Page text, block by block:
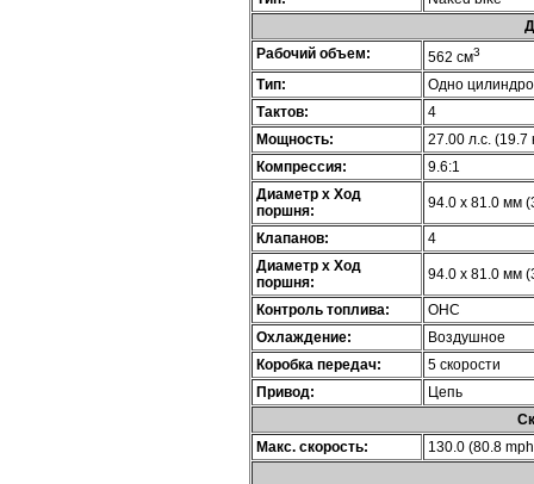
Рабочий объем:
562 см3
Тип:
Одно
Тактов:
4
Мощность:
27.00 л.с. (19.7
Компрессия:
9.6:1
Диаметр х Ход
поршня:
94.0 x 81.0 мм
Клапанов:
4
Диаметр х Ход
поршня:
94.0 x 81.0 мм
Контроль топлива:
OHC
Охлаждение:
Воздушное
Коробка передач:
5 скорости
Привод:
Цепь
Макс. скорость:
130.0 (80.8